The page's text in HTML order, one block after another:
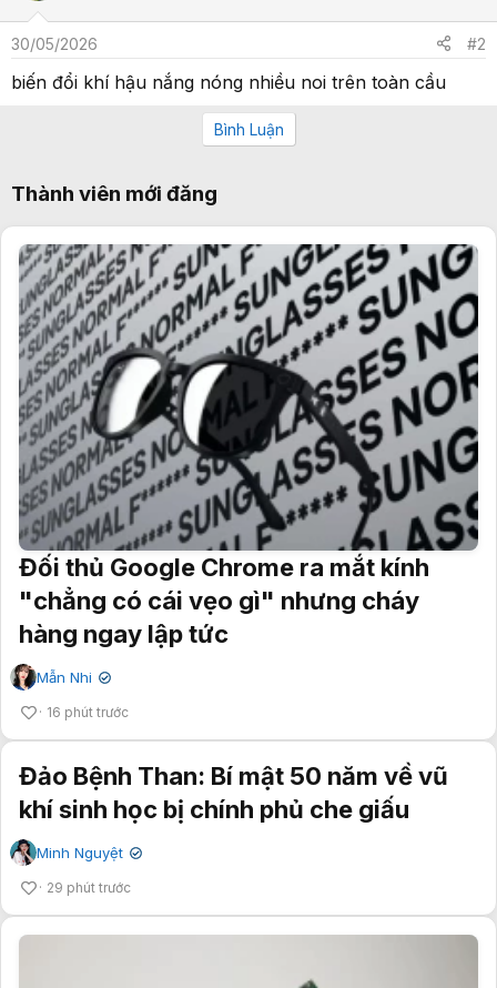
30/05/2026 #2
biến đổi khí hậu nắng nóng nhiều noi trên toàn cầu
Bình Luận
Thành viên mới đăng
Đối thủ Google Chrome ra mắt kính
"chẳng có cái vẹo gì" nhưng cháy
hàng ngay lập tức
Mẫn Nhi ✔
16 phút trước
Đảo Bệnh Than: Bí mật 50 năm về vũ
khí sinh học bị chính phủ che giấu
Minh Nguyệt ✔
29 phút trước